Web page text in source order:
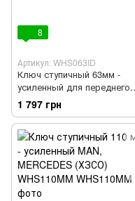
8
Артикул: WHS063ID
Ключ ступичный 63мм -
усиленный для переднего
колеса IVECO Daily 35C/35S
(ХЗСО) WHS063ID
1 797 грн